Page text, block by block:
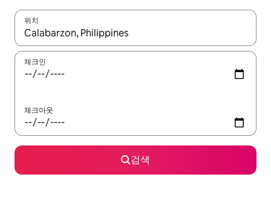
위치
결과가 나오면 위·아래 화살표 키를 사용하거나 터치 또는 스와이
체크인
체크아웃
검색